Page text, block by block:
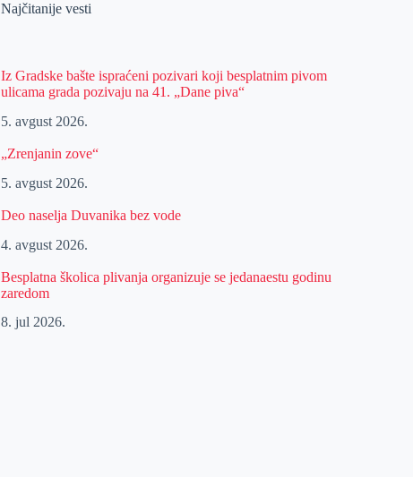
Najčitanije vesti
Iz Gradske bašte ispraćeni pozivari koji besplatnim pivom
ulicama grada pozivaju na 41. „Dane piva“
5. avgust 2026.
„Zrenjanin zove“
5. avgust 2026.
Deo naselja Duvanika bez vode
4. avgust 2026.
Besplatna školica plivanja organizuje se jedanaestu godinu
zaredom
8. jul 2026.